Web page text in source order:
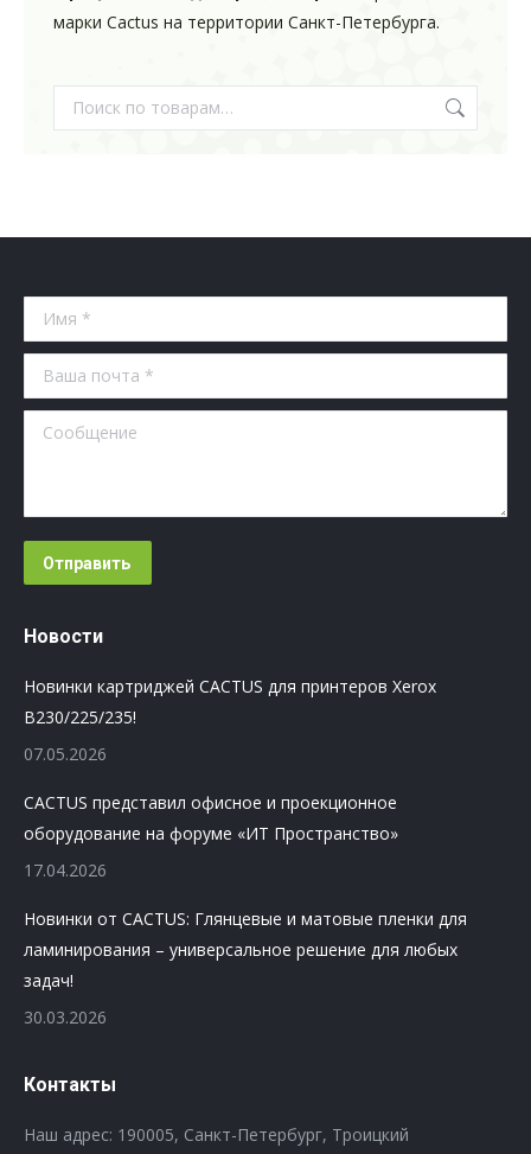
марки Cactus на территории Санкт-Петербурга.
Имя *
Ваша почта *
Сообщение
Отправить
Новости
Новинки картриджей CACTUS для принтеров Xerox
B230/225/235!
07.05.2026
CACTUS представил офисное и проекционное
оборудование на форуме «ИТ Пространство»
17.04.2026
Новинки от CACTUS: Глянцевые и матовые пленки для
ламинирования – универсальное решение для любых
задач!
30.03.2026
Контакты
Наш адрес: 190005, Санкт-Петербург, Троицкий